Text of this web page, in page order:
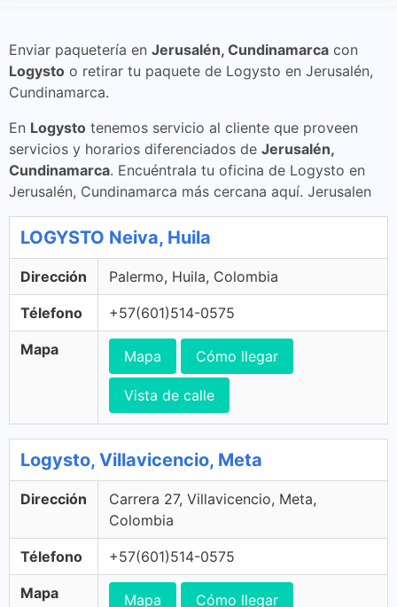
Enviar paquetería en Jerusalén, Cundinamarca con
Logysto o retirar tu paquete de Logysto en Jerusalén,
Cundinamarca.
En Logysto tenemos servicio al cliente que proveen
servicios y horarios diferenciados de Jerusalén,
Cundinamarca. Encuéntrala tu oficina de Logysto en
Jerusalén, Cundinamarca más cercana aquí. Jerusalen
LOGYSTO Neiva, Huila
Dirección Palermo, Huila, Colombia
Télefono +57(601)514-0575
Mapa Mapa Cómo llegar
Vista de calle
Logysto, Villavicencio, Meta
Dirección
Carrera 27, Villavicencio, Meta,
Colombia
Télefono +57(601)514-0575
Mapa Mapa Cómo llegar